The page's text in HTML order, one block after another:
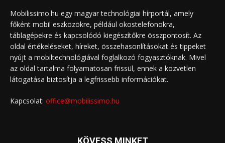
Mobilissimo.hu egy magyar technológiai hírportál, amely
főként mobil eszközökre, például okostelefonokra,
táblagépekre és kapcsolódó kiegészítőkre összpontosít. Az
oldal értékeléseket, híreket, összehasonlításokat és tippeket
nyújt a mobiltechnológiával foglalkozó fogyasztóknak. Mivel
az oldal tartalma folyamatosan frissül, ennek a közvetlen
látogatása biztosítja a legfrissebb információkat.
Kapcsolat: office@mobilissimo.hu
KÖVESS MINKET